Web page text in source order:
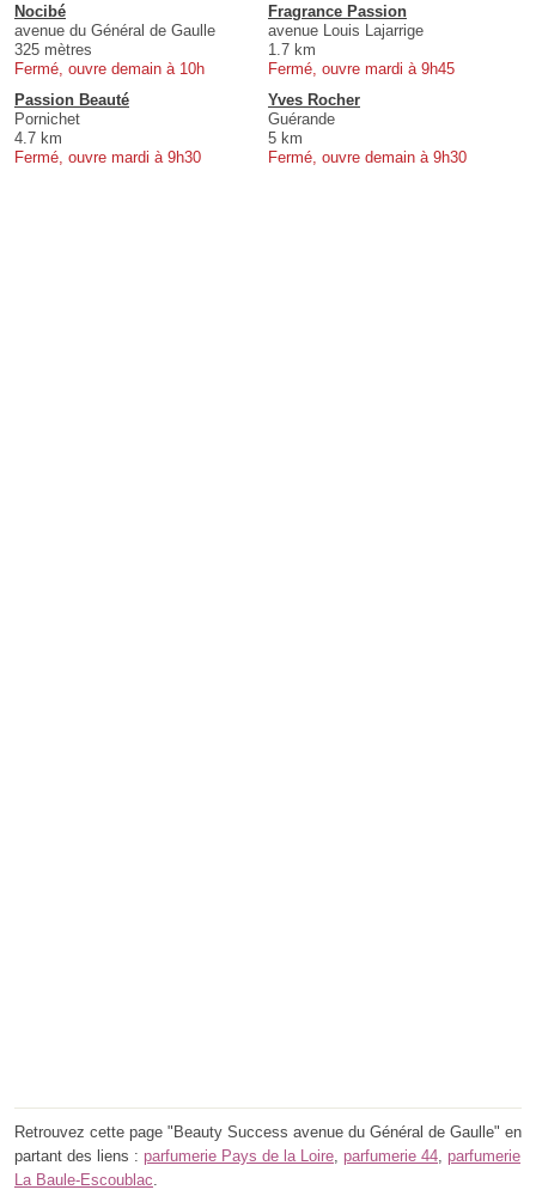
Nocibé
avenue du Général de Gaulle
325 mètres
Fermé, ouvre demain à 10h
Fragrance Passion
avenue Louis Lajarrige
1.7 km
Fermé, ouvre mardi à 9h45
Passion Beauté
Pornichet
4.7 km
Fermé, ouvre mardi à 9h30
Yves Rocher
Guérande
5 km
Fermé, ouvre demain à 9h30
Retrouvez cette page "Beauty Success avenue du Général de Gaulle" en
partant des liens : parfumerie Pays de la Loire parfumerie 44 parfumerie
La Baule-Escoublac